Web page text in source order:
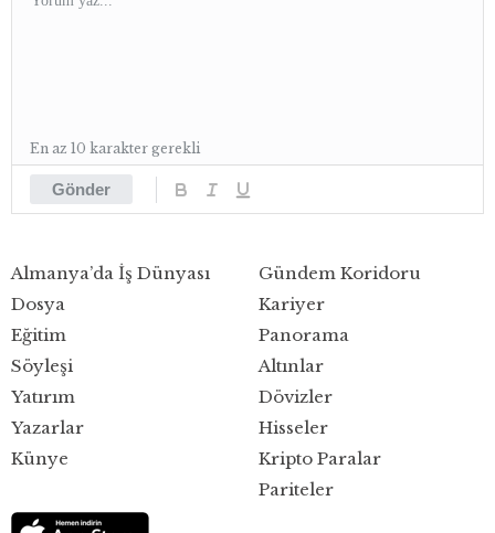
Gönder
En az 10 karakter gerekli
Almanya’da İş Dünyası
Dosya
Eğitim
Gündem Koridoru
Kariyer
Panorama
Söyleşi
Yatırım
Yazarlar
Künye
Altınlar
Dövizler
Hisseler
Kripto Paralar
Pariteler